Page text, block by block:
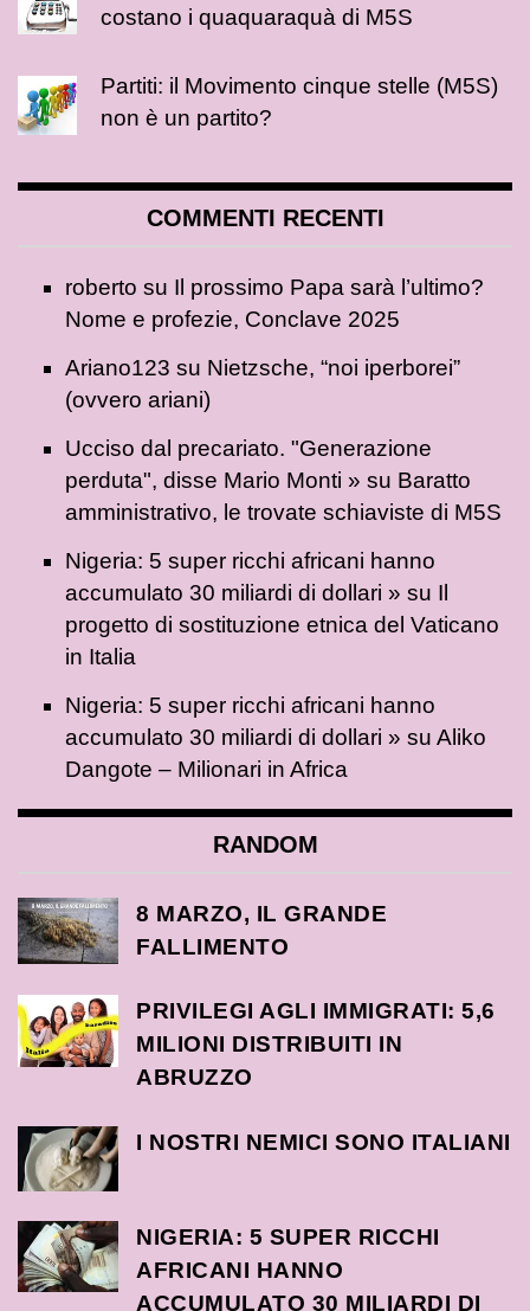
costano i quaquaraquà di M5S
Partiti: il Movimento cinque stelle (M5S)
non è un partito?
COMMENTI RECENTI
roberto su Il prossimo Papa sarà l’ultimo?
Nome e profezie, Conclave 2025
Ariano123 su Nietzsche, “noi iperborei”
(ovvero ariani)
Ucciso dal precariato. "Generazione
perduta", disse Mario Monti » su Baratto
amministrativo, le trovate schiaviste di M5S
Nigeria: 5 super ricchi africani hanno
accumulato 30 miliardi di dollari » su Il
progetto di sostituzione etnica del Vaticano
in Italia
Nigeria: 5 super ricchi africani hanno
accumulato 30 miliardi di dollari » su Aliko
Dangote – Milionari in Africa
RANDOM
8 MARZO, IL GRANDE
FALLIMENTO
PRIVILEGI AGLI IMMIGRATI: 5,6
MILIONI DISTRIBUITI IN
ABRUZZO
I NOSTRI NEMICI SONO ITALIANI
NIGERIA: 5 SUPER RICCHI
AFRICANI HANNO
ACCUMULATO 30 MILIARDI DI